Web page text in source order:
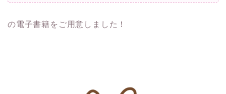
の電子書籍をご用意しました！